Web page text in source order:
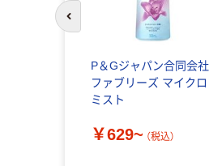
P＆Gジャパン合同会社
ファブリーズ マイクロ
ミスト
￥629~ （税込）
前のスライドへ